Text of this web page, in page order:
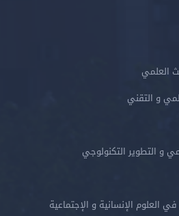
العلمي
و التقني
و التطوير التكنولوجي
العلوم الإنسانية و الإجتماعية